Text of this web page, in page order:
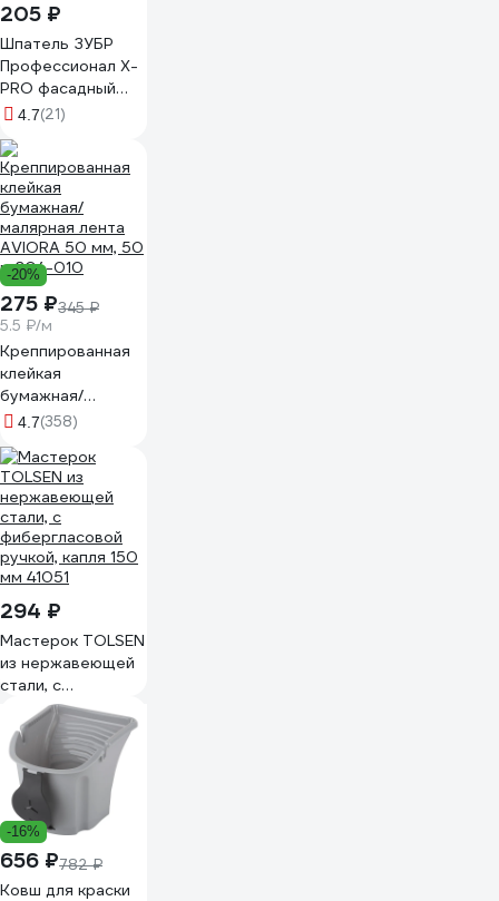
205 ₽
Шпатель ЗУБР
Профессионал X-
PRO фасадный
100мм 10049-
4.7(21)
-20%
275 ₽345 ₽
5.5 ₽/м
Креппированная
клейкая
бумажная/
малярная лента
м 304-010
4.7(358)
294 ₽
Мастерок TOLSEN
из нержавеющей
стали, с
фибергласовой
ручкой, капля 150
мм 41051
-16%
656 ₽782 ₽
Ковш для краски